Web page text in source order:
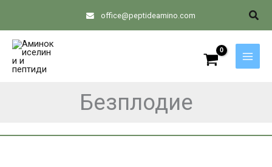
content
office@peptideamino.com
Безплодие